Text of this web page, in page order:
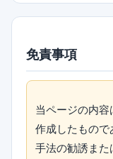
免責事項
当ページの内
作成したもの
手法の勧誘また